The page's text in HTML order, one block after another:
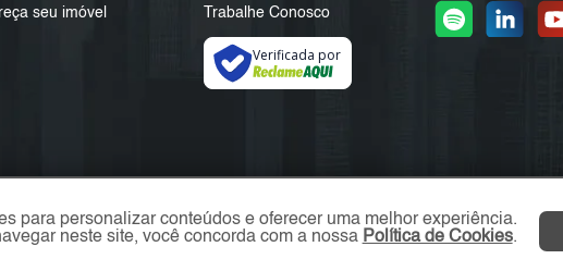
seu imóvel
Trabalhe Conosco
Verificada por
para personalizar conteúdos e oferecer uma melhor experiência.
neste site, você concorda com a nossa Política de Cookies.